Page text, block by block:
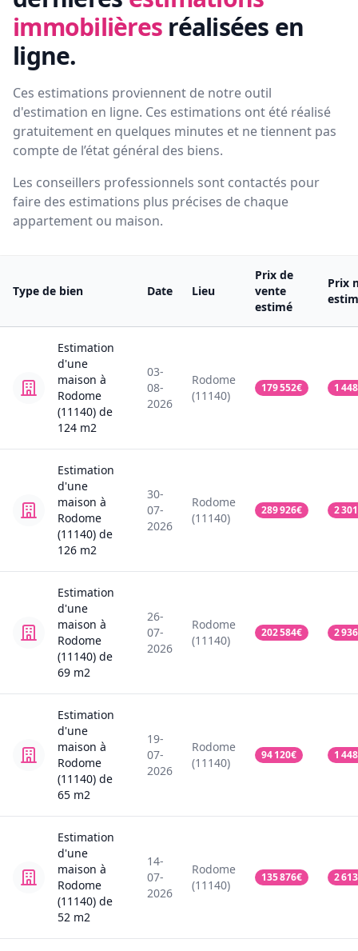
immobilières réalisées en
ligne.
Ces estimations proviennent de notre outil
d'estimation en ligne. Ces estimations ont été réalisé
gratuitement en quelques minutes et ne tiennent pas
compte de l’état général des biens.
Les conseillers professionnels sont contactés pour
faire des estimations plus précises de chaque
appartement ou maison.
Type de bien Date Lieu
Prix de
vente
estimé
Prix
Estimation
d'une
maison à
Rodome
(11140) de
124 m2
03-
08-
2026
Rodome
(11140)
179 552€ 1 448
Estimation
d'une
maison à
Rodome
(11140) de
126 m2
30-
07-
2026
Rodome
(11140)
289 926€ 2 301
Estimation
d'une
maison à
Rodome
(11140) de
69 m2
26-
07-
2026
Rodome
(11140)
202 584€ 2 936
Estimation
d'une
maison à
Rodome
(11140) de
65 m2
19-
07-
2026
Rodome
(11140)
94 120€ 1 448
Estimation
d'une
maison à
Rodome
(11140) de
52 m2
14-
07-
2026
Rodome
(11140)
135 876€ 2 613